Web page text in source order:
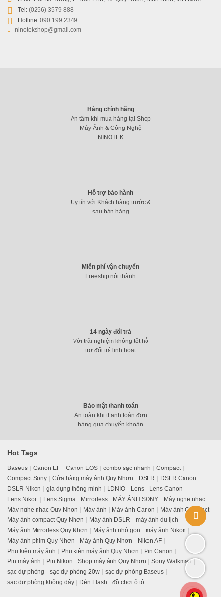
Máy ảnh DSLR Canon 500D + Lens Kit 18-55 mm
5.199.000₫
Tel: (0256) 3579 888
Hotline: 090 199 2349
ninotekshop@gmail.com
Hàng chính hãng
An tâm khi mua hàng tại Shop
Máy Ảnh & Công Nghệ
NINOTEK
Hỗ trợ bảo hành
Uy tín với Khách hàng trước &
sau bán hàng
Miễn phí vận chuyển
Freeship nội thành
14 ngày đổi trả
Với trải nghiệm không tốt hỗ
trợ đổi trả linh hoạt
Bảo mật thanh toán
An toàn khi thanh toán đơn
hàng qua chuyển khoản
Hot Tags
Baseus Canon EF Canon EOS combo sạc nhanh
Compact
Compact Sony
Cửa hàng máy ảnh Quy Nhơn DSLR
DSLR Canon
DSLR Nikon
gia dụng thông minh LDNIO Lens
Lens Canon
Lens Nikon
Lens Sigma Mirrorless MÁY ẢNH SONY
Máy nghe nhạc
Máy nghe nhạc Quy Nhơn
Máy ảnh Máy ảnh Canon
Máy ảnh Compact
Máy ảnh compact Quy Nhơn
Máy ảnh DSLR
máy ảnh du lịch
Máy ảnh Mirrorless Quy Nhơn
Máy ảnh nhỏ gọn
máy ảnh Nikon
Máy ảnh phim Quy Nhơn
Máy ảnh Quy Nhơn
Nikon AF
Phụ kiện máy ảnh
Phụ kiện máy ảnh Quy Nhơn
Pin Canon
Pin máy ảnh
Pin Nikon Shop máy ảnh Quy Nhơn
Sony Walkman
sạc dự phòng
sạc dự phòng 20w
sạc dự phòng Baseus
sạc dự phòng không dây
Đèn Flash đồ chơi ô tô